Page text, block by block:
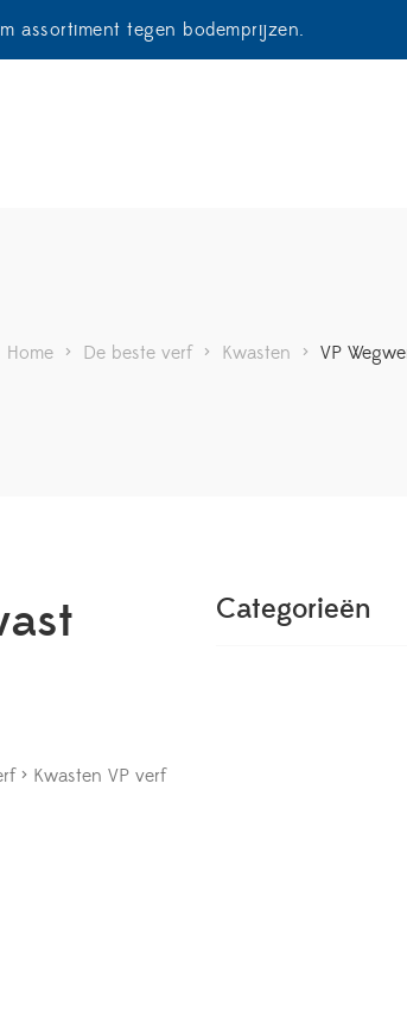
assortiment tegen bodemprijzen.
Home > De beste verf > Kwasten > VP
> Kwasten VP verf
Categorieën